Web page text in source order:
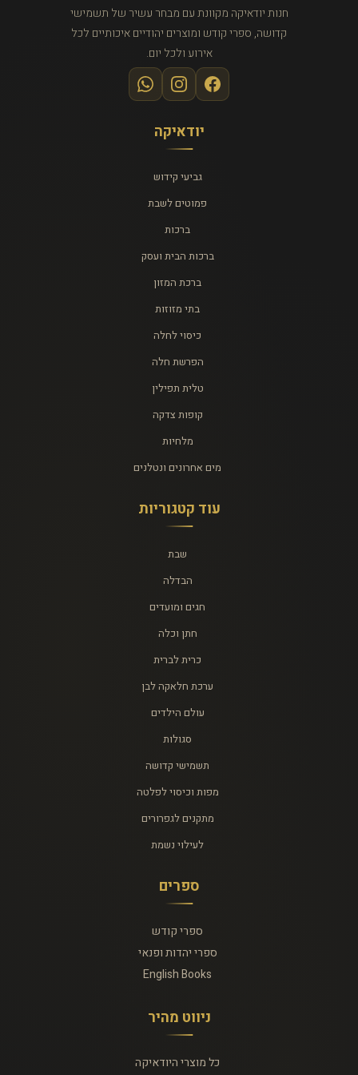
חנות יודאיקה מקוונת עם מבחר עשיר של תשמישי
קדושה, ספרי קודש ומוצרים יהודיים איכותיים לכל
אירוע ולכל יום.
יודאיקה
גביעי קידוש
פמוטים לשבת
ברכות
ברכות הבית ועסק
ברכת המזון
בתי מזוזות
כיסוי לחלה
הפרשת חלה
טלית תפילין
קופות צדקה
מלחיות
מים אחרונים ונטלנים
עוד קטגוריות
שבת
הבדלה
חגים ומועדים
חתן וכלה
כרית לברית
ערכת חלאקה לבן
עולם הילדים
סגולות
תשמישי קדושה
מפות וכיסוי לפלטה
מתקנים לגפרורים
לעילוי נשמת
ספרים
ספרי קודש
ספרי יהדות ופנאי
English Books
ניווט מהיר
כל מוצרי היודאיקה